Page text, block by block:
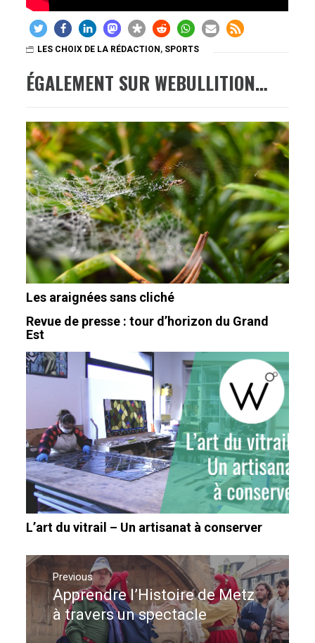
LES CHOIX DE LA RÉDACTION , SPORTS
ÉGALEMENT SUR WEBULLITION…
Les araignées sans cliché
Revue de presse : tour d’horizon du Grand
Est
L’art du vitrail – Un artisanat à conserver
Navigation
de
l’article
Previous
Previous
post:
Apprendre l’Histoire de Metz
à travers un spectacle